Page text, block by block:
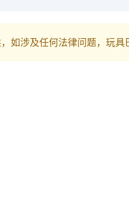
如涉及任何法律问题，玩具